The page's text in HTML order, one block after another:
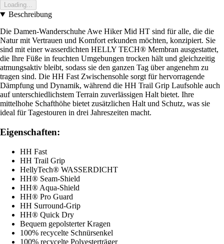
Loading...
Beschreibung
Die Damen-Wanderschuhe Awe Hiker Mid HT sind für alle, die die
Natur mit Vertrauen und Komfort erkunden möchten, konzipiert. Sie
sind mit einer wasserdichten HELLY TECH® Membran ausgestattet,
die Ihre Füße in feuchten Umgebungen trocken hält und gleichzeitig
atmungsaktiv bleibt, sodass sie den ganzen Tag über angenehm zu
tragen sind. Die HH Fast Zwischensohle sorgt für hervorragende
Dämpfung und Dynamik, während die HH Trail Grip Laufsohle auch
auf unterschiedlichstem Terrain zuverlässigen Halt bietet. Ihre
mittelhohe Schafthöhe bietet zusätzlichen Halt und Schutz, was sie
ideal für Tagestouren in drei Jahreszeiten macht.
Eigenschaften:
HH Fast
HH Trail Grip
HellyTech® WASSERDICHT
HH® Seam-Shield
HH® Aqua-Shield
HH® Pro Guard
HH Surround-Grip
HH® Quick Dry
Bequem gepolsterter Kragen
100% recycelte Schnürsenkel
100% recycelte Polyesterträger